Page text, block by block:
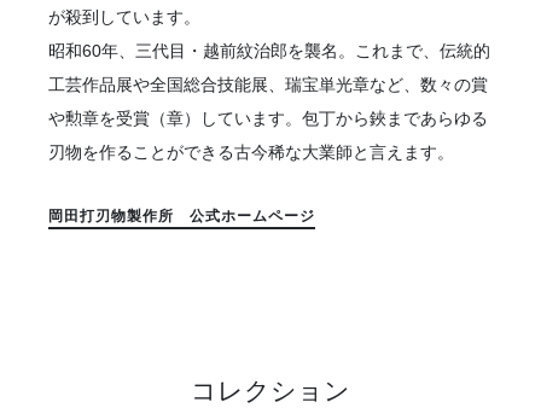
が殺到しています。
昭和60年、三代目・越前紋治郎を襲名。これまで、伝統的
工芸作品展や全国総合技能展、瑞宝単光章など、数々の賞
や勲章を受賞（章）しています。包丁から鋏まであらゆる
刃物を作ることができる古今稀な大業師と言えます。
岡田打刃物製作所 公式ホームページ
コレクション